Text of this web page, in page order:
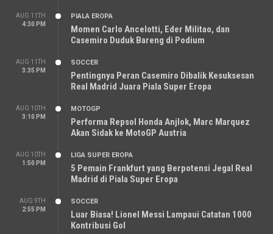
AUG 11TH
4:30 PM
PIALA EROPA
Momen Carlo Ancelotti, Eder Militao, dan
Casemiro Duduk Bareng di Podium
AUG 11TH
3:35 PM
SOCCER
Pentingnya Peran Casemiro Dibalik Kesuksesan
Real Madrid Juara Piala Super Eropa
AUG 10TH
3:10 PM
MOTOGP
Performa Repsol Honda Anjlok, Marc Marquez
Akan Sidak ke MotoGP Austria
AUG 10TH
1:50 PM
LIGA SUPER EROPA
5 Pemain Frankfurt yang Berpotensi Jegal Real
Madrid di Piala Super Eropa
AUG 9TH
2:55 PM
SOCCER
Luar Biasa! Lionel Messi Lampaui Catatan 1000
Kontribusi Gol